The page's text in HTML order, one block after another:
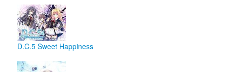
D.C.5 Sweet Happiness